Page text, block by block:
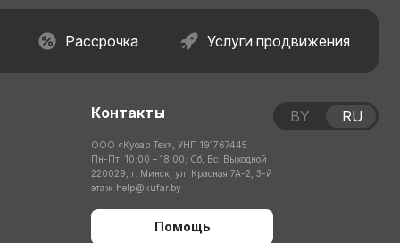
Рассрочка Услуги продвижения
Контакты
ООО «Куфар Тех», УНП 191767445
Пн-Пт: 10:00 – 18:00; Сб, Вс: Выходной
220029, г. Минск, ул. Красная 7А-2, 3-й
этаж help@kufar.by
Помощь
BY RU